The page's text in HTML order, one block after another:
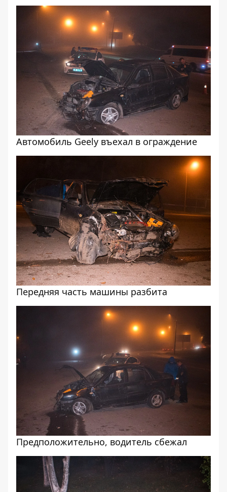
Автомобиль Geely въехал в ограждение
Передняя часть машины разбита
Предположительно, водитель сбежал